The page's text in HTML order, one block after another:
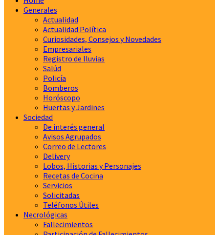
Generales
Actualidad
Actualidad Política
Curiosidades, Consejos y Novedades
Empresariales
Registro de lluvias
Salúd
Policía
Bomberos
Horóscopo
Huertas y Jardines
Sociedad
De interés general
Avisos Agrupados
Correo de Lectores
Delivery
Lobos, Historias y Personajes
Recetas de Cocina
Servicios
Solicitadas
Teléfonos Útiles
Necrológicas
Fallecimientos